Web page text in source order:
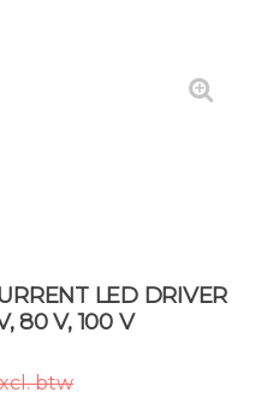
LED DRIVER
80 V, 100 V
btw